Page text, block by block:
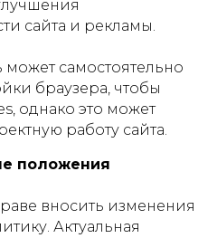
сайта и рекламы.
может самостоятельно
браузера, чтобы
однако это может
работу сайта.
положения
вносить изменения
Актуальная